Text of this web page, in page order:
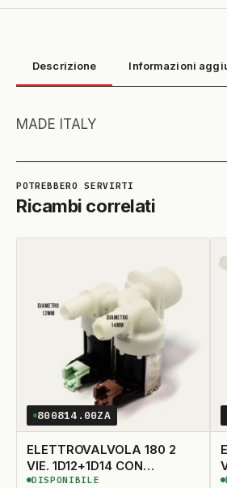
Descrizione Informazioni
MADE ITALY
Ricambi correlati
800814.00ZA
ELETTROVALVOLA 180 2
VIE. 1D12+1D14 CON
SPINOTTO
DISPONIBILE
DISPONIBILE